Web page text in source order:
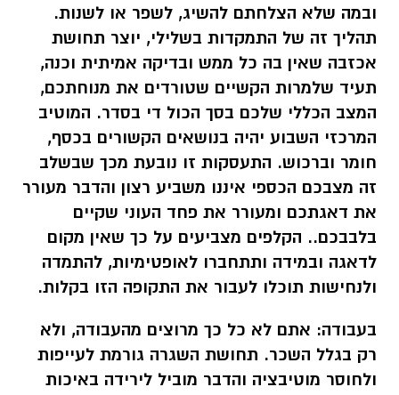
ובמה שלא הצלחתם להשיג, לשפר או לשנות.
תהליך זה של התמקדות בשלילי, יוצר תחושת
אכזבה שאין בה כל ממש ובדיקה אמיתית וכנה,
תעיד שלמרות הקשיים שטורדים את מנוחתכם,
המצב הכללי שלכם בסך הכול די בסדר. המוטיב
המרכזי השבוע יהיה בנושאים הקשורים בכסף,
חומר וברכוש. התעסקות זו נובעת מכך שבשלב
זה מצבכם הכספי איננו משביע רצון והדבר מעורר
את דאגתכם ומעורר את פחד העוני שקיים
בלבבכם.. הקלפים מצביעים על כך שאין מקום
לדאגה ובמידה ותתחברו לאופטימיות, להתמדה
ולנחישות תוכלו לעבור את התקופה הזו בקלות.
בעבודה: אתם לא כל כך מרוצים מהעבודה, ולא
רק בגלל השכר. תחושת השגרה גורמת לעייפות
ולחוסר מוטיבציה והדבר מוביל לירידה באיכות